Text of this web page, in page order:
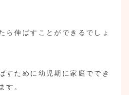
ら伸ばすことができるでしょ
すために幼児期に家庭ででき
す。